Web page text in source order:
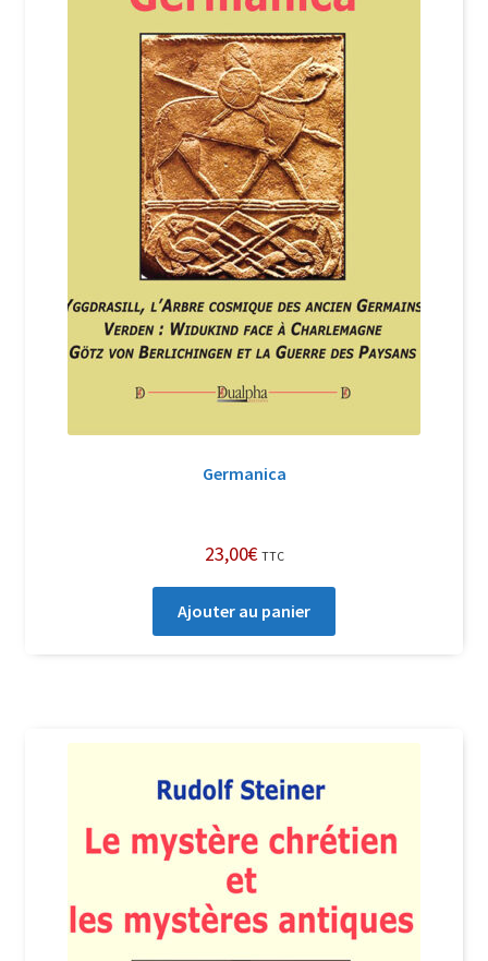
Login Customizer
Nous Contacter
Politique de confidentialité et cookies
Qui sommes-nous ?
Soutien à Philippe Randa
Suivi de la Commande
Germanica
23,00€ TTC
Ajouter au panier